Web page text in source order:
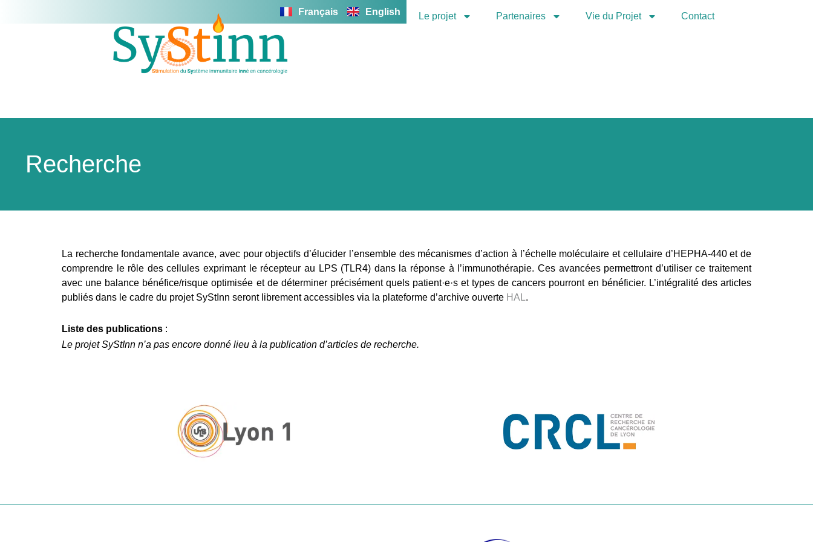
Français English Le projet Partenaires Vie du Projet Contact
Recherche
La recherche fondamentale avance, avec pour objectifs d’élucider l’ensemble des mécanismes d’action à l’échelle moléculaire et cellulaire d’HEPHA-440 et de
comprendre le rôle des cellules exprimant le récepteur au LPS (TLR4) dans la réponse à l’immunothérapie. Ces avancées permettront d’utiliser ce traitement
avec une balance bénéfice/risque optimisée et de déterminer précisément quels patient·e·s et types de cancers pourront en bénéficier. L’intégralité des articles
publiés dans le cadre du projet SyStInn seront librement accessibles via la plateforme d’archive ouverte HAL.
Liste des publications :
Le projet SyStInn n’a pas encore donné lieu à la publication d’articles de recherche.